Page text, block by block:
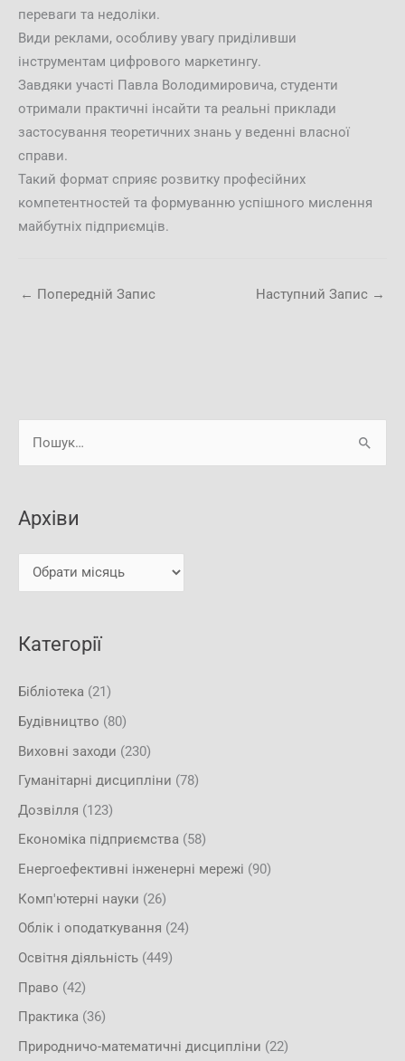
переваги та недоліки.
Види реклами, особливу увагу приділивши
інструментам цифрового маркетингу.
Завдяки участі Павла Володимировича, студенти
отримали практичні інсайти та реальні приклади
застосування теоретичних знань у веденні власної
справи.
Такий формат сприяє розвитку професійних
компетентностей та формуванню успішного мислення
майбутніх підприємців.
← Попередній Запис Наступний Запис →
а
т
Архіви
Категорії
Бібліотека (21)
Будівництво (80)
Виховні заходи (230)
Гуманітарні дисципліни (78)
Дозвілля (123)
Економіка підприємства (58)
Енергоефективні інженерні мережі (90)
Комп'ютерні науки (26)
Облік і оподаткування (24)
Освітня діяльність (449)
Право (42)
Практика (36)
Природничо-математичні дисципліни (22)